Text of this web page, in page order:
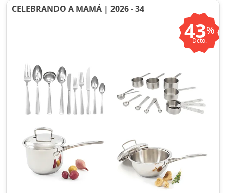
CELEBRANDO A MAMÁ | 2026 - 34
43%
Dcto.